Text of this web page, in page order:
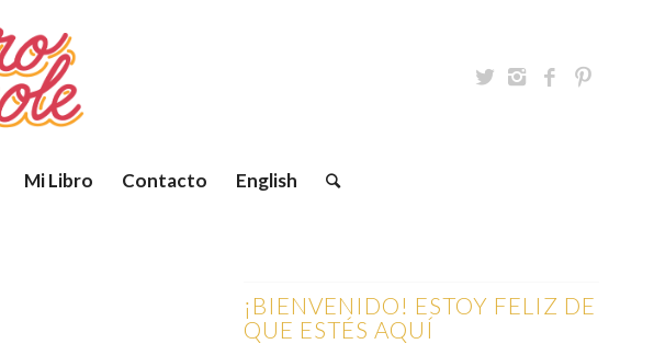
Mi Libro Contacto English
¡BIENVENIDO! ESTOY FELIZ DE
QUE ESTÉS AQUÍ